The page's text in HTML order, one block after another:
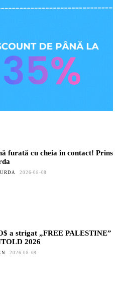
furată cu cheia în contact! Prins
2026-08-08
a strigat „FREE PALESTINE”
2026
2026-08-08